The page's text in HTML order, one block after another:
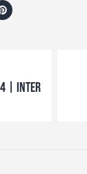
| Inter